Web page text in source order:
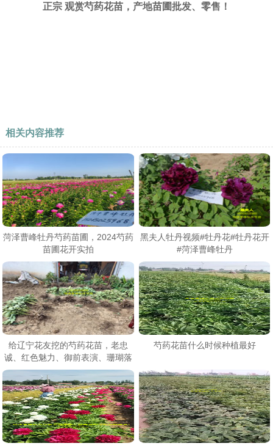
正宗 观赏芍药花苗，产地苗圃批发、零售！
相关内容推荐
菏泽曹峰牡丹芍药苗圃，2024芍药
苗圃花开实拍
黑夫人牡丹视频​#牡丹花#牡丹花开
#菏泽曹峰牡丹
给辽宁花友挖的芍药花苗，老忠
诚、红色魅力、御前表演、珊瑚落
日、天使脸颊等
芍药花苗什么时候种植最好